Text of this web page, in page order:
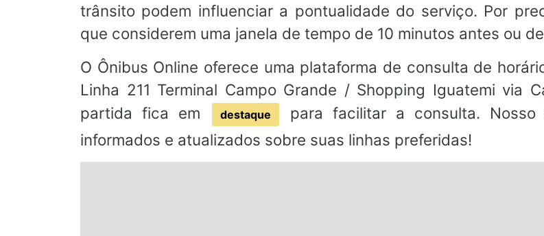
trânsito podem influenciar a pontualidade do serviço. Por
que considerem uma janela de tempo de 10 minutos antes ou
O Ônibus Online oferece uma plataforma de consulta de
Linha 211 Terminal Campo Grande / Shopping Iguatemi via
partida fica em
destaque
para facilitar a consulta.
informados e atualizados sobre suas linhas preferidas!